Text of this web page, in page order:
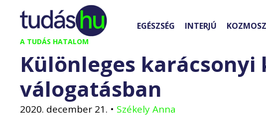
Kilépés
tartalomba
A TUDÁS HATALOM
EGÉSZSÉG INTERJÚ KOZMOSZ
Különleges karácsonyi
válogatásban
2020. december 21. • Székely Anna